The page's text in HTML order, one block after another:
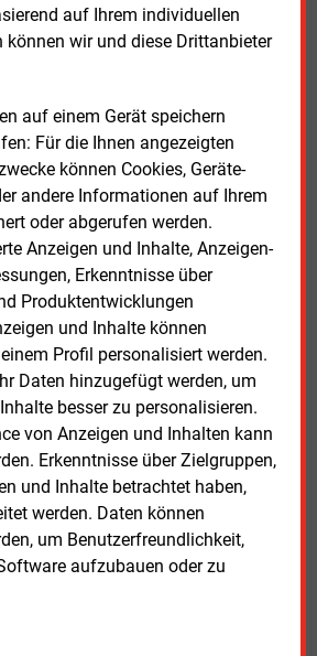
auf Ihrem individuellen
können wir und diese Drittanbieter
auf einem Gerät speichern
Für die Ihnen angezeigten
können Cookies, Geräte-
andere Informationen auf Ihrem
oder abgerufen werden.
Anzeigen und Inhalte, Anzeigen-
Erkenntnisse über
Produktentwicklungen
und Inhalte können
Profil personalisiert werden.
Daten hinzugefügt werden, um
besser zu personalisieren.
von Anzeigen und Inhalten kann
Erkenntnisse über Zielgruppen,
und Inhalte betrachtet haben,
werden. Daten können
um Benutzerfreundlichkeit,
aufzubauen oder zu
Energie in den Markt
seien aber vor dem
nicht so einfach, sagte Krieger.
in Strompreiszonen
Übertragungsnetzbetreiber 50
mit der Vorgabe der
für die Zusammenarbeit der
(Acer). Bis Sommer
Ländern geprüft, ob eine
geboten ist. Acer hatte
vom 8. August 2022 alternative
vorgelegt. Für
nun vier verschiedene deutsche
werden, erläuterte Rewald.
um die Umsetzbarkeit eines
nötigen Zeitrahmen und die
Diese Auswirkungen
2023 im Entso-E Bidding Zone